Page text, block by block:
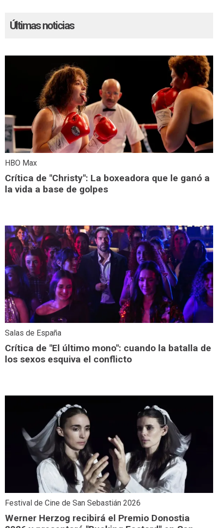
Últimas noticias
HBO Max
Crítica de "Christy": La boxeadora que le ganó a
la vida a base de golpes
Salas de España
Crítica de "El último mono": cuando la batalla de
los sexos esquiva el conflicto
Festival de Cine de San Sebastián 2026
Werner Herzog recibirá el Premio Donostia